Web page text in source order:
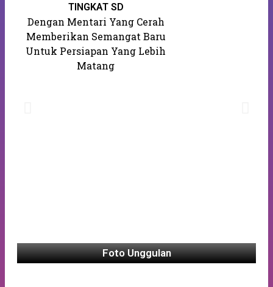
TINGKAT SD
Dengan Mentari Yang Cerah
Memberikan Semangat Baru
Untuk Persiapan Yang Lebih
Matang
Foto Unggulan